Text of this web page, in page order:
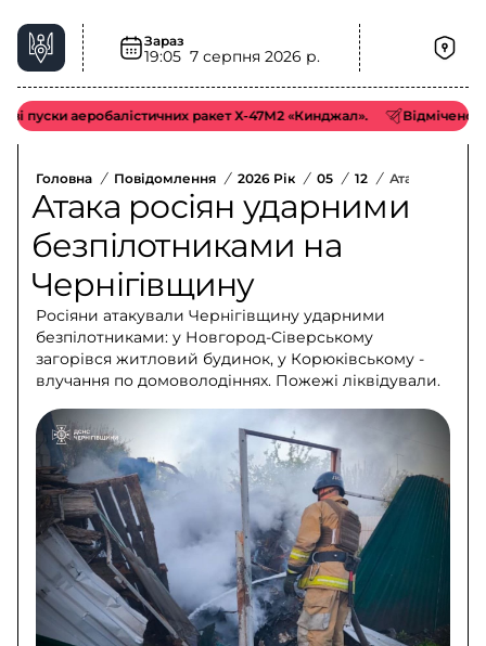
Зараз
19:05 7 серпня 2026 р.
аеробалістичних ракет Х-47М2 «Кинджал». Відмічено пуски
Головна / Повідомлення / 2026 Рік / 05 / 12 / Атака
Атака росіян ударними
безпілотниками на
Чернігівщину
Росіяни атакували Чернігівщину ударними
безпілотниками: у Новгород-Сіверському
загорівся житловий будинок, у Корюківському -
влучання по домоволодіннях. Пожежі ліквідували.